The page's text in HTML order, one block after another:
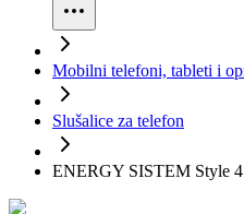
Mobilni telefoni, tableti i
Slušalice za telefon
ENERGY SISTEM Style